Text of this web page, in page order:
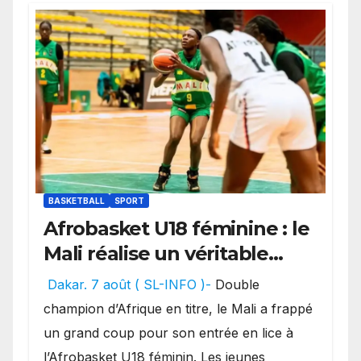
BASKETBALL SPORT
Afrobasket U18 féminine : le
Mali réalise un véritable
festival offensif et inflige
une lourde défaite au
Bénin.
Dakar. 7 août ( SL-INFO )- Double
champion d’Afrique en titre, le Mali a frappé
un grand coup pour son entrée en lice à
l’Afrobasket U18 féminin. Les jeunes